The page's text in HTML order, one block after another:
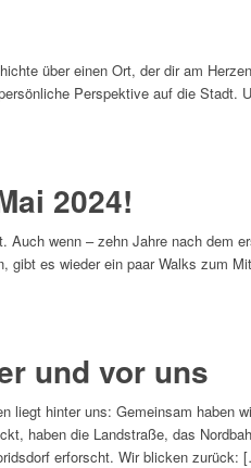
über einen Ort, der dir am
Perspektive auf die Stadt.
2024!
wenn – zehn Jahre nach dem
gibt es wieder ein paar Walks zum
und vor uns
liegt hinter uns: Gemeinsam haben
haben die Landstraße, das
erforscht. Wir blicken zurück: